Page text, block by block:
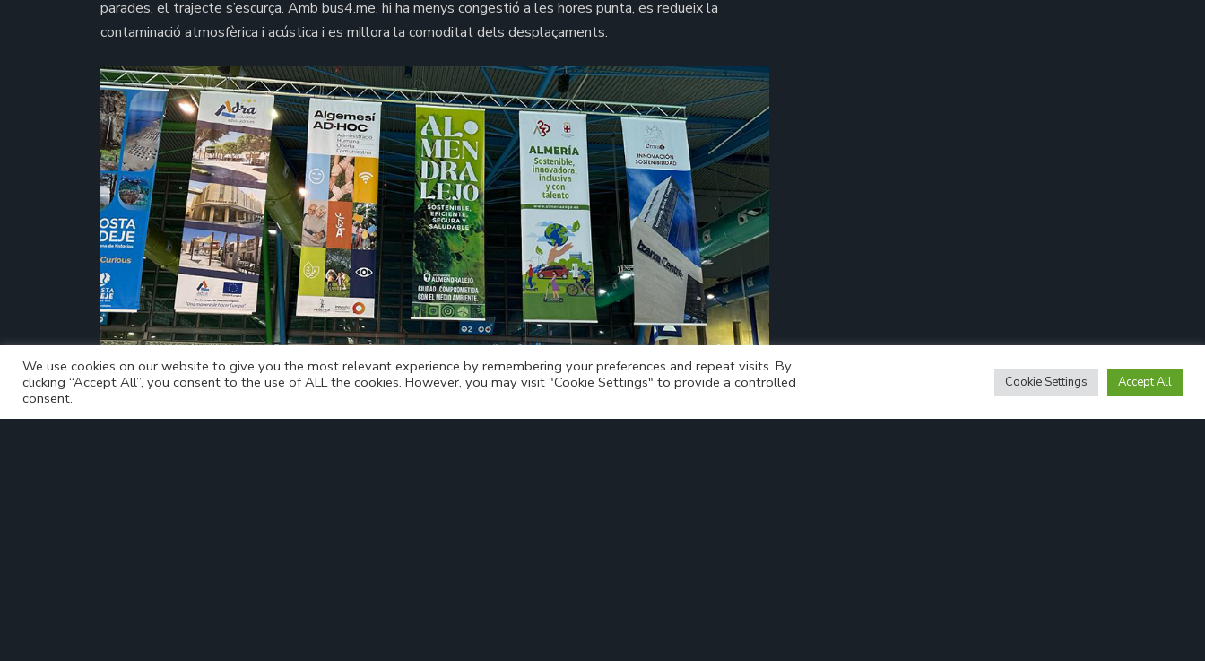
parades, el trajecte s’escurça. Amb bus4.me, hi ha menys congestió a les hores punta, es redueix la
contaminació atmosfèrica i acústica i es millora la comoditat dels desplaçaments.
We use cookies on our website to give you the most relevant experience by remembering your preferences and repeat visits. By
clicking “Accept All”, you consent to the use of ALL the cookies. However, you may visit "Cookie Settings" to provide a controlled
consent.
Cookie Settings Accept All